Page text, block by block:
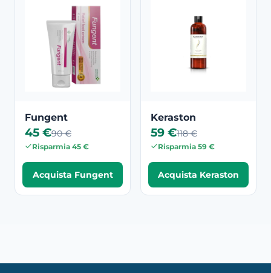
Fungent
45 €90 €
Risparmia 45 €
Acquista Fungent
Keraston
59 €118 €
Risparmia 59 €
Acquista Keraston